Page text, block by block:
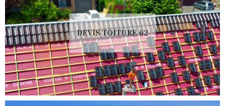
DEVIS TOITURE 62